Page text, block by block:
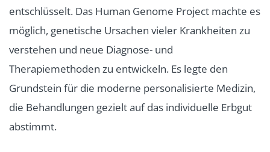
entschlüsselt. Das Human Genome Project machte es
möglich, genetische Ursachen vieler Krankheiten zu
verstehen und neue Diagnose- und
Therapiemethoden zu entwickeln. Es legte den
Grundstein für die moderne personalisierte Medizin,
die Behandlungen gezielt auf das individuelle Erbgut
abstimmt.